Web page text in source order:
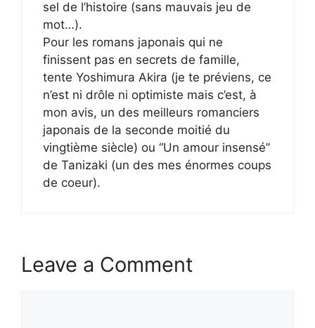
sel de l’histoire (sans mauvais jeu de
mot…).
Pour les romans japonais qui ne
finissent pas en secrets de famille,
tente Yoshimura Akira (je te préviens, ce
n’est ni drôle ni optimiste mais c’est, à
mon avis, un des meilleurs romanciers
japonais de la seconde moitié du
vingtième siècle) ou “Un amour insensé”
de Tanizaki (un des mes énormes coups
de coeur).
Leave a Comment